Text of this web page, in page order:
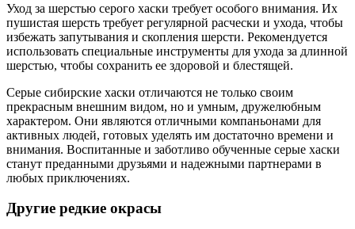
Уход за шерстью серого хаски требует особого внимания. Их
пушистая шерсть требует регулярной расчески и ухода, чтобы
избежать запутывания и скопления шерсти. Рекомендуется
использовать специальные инструменты для ухода за длинной
шерстью, чтобы сохранить ее здоровой и блестящей.
Серые сибирские хаски отличаются не только своим
прекрасным внешним видом, но и умным, дружелюбным
характером. Они являются отличными компаньонами для
активных людей, готовых уделять им достаточно времени и
внимания. Воспитанные и заботливо обученные серые хаски
станут преданными друзьями и надежными партнерами в
любых приключениях.
Другие редкие окрасы